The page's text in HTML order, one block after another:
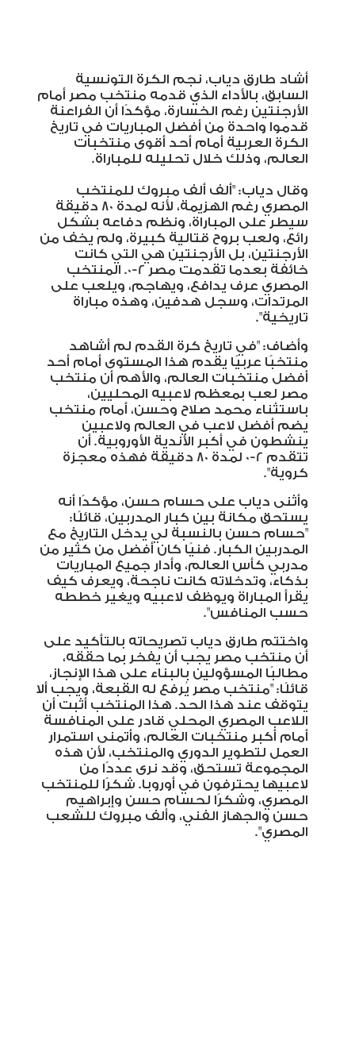
أشاد طارق دياب، نجم الكرة التونسية
السابق، بالأداء الذي قدمه منتخب مصر أمام
الأرجنتين رغم الخسارة، مؤكدًا أن الفراعنة
قدموا واحدة من أفضل المباريات في تاريخ
الكرة العربية أمام أحد أقوى منتخبات
العالم، وذلك خلال تحليله للمباراة.
وقال دياب: "ألف ألف مبروك للمنتخب
المصري رغم الهزيمة، لأنه لمدة 80 دقيقة
سيطر على المباراة، ونظم دفاعه بشكل
رائع، ولعب بروح قتالية كبيرة، ولم يخف من
الأرجنتين، بل الأرجنتين هي التي كانت
خائفة بعدما تقدمت مصر 2-0. المنتخب
المصري عرف يدافع، ويهاجم، ويلعب على
المرتدات، وسجل هدفين، وهذه مباراة
تاريخية."
وأضاف: "في تاريخ كرة القدم لم أشاهد
منتخبًا عربيًا يقدم هذا المستوى أمام أحد
أفضل منتخبات العالم، والأهم أن منتخب
مصر لعب بمعظم لاعبيه المحليين،
باستثناء محمد صلاح وحسن، أمام منتخب
يضم أفضل لاعب في العالم ولاعبين
ينشطون في أكبر الأندية الأوروبية. أن
تتقدم 2-0 لمدة 80 دقيقة فهذه معجزة
كروية."
وأثنى دياب على حسام حسن، مؤكدًا أنه
يستحق مكانة بين كبار المدربين، قائلًا:
"حسام حسن بالنسبة لي يدخل التاريخ مع
المدربين الكبار. فنيًا كان أفضل من كثير من
مدربي كأس العالم، وأدار جميع المباريات
بذكاء، وتدخلاته كانت ناجحة، ويعرف كيف
يقرأ المباراة ويوظف لاعبيه ويغير خططه
حسب المنافس."
واختتم طارق دياب تصريحاته بالتأكيد على
أن منتخب مصر يجب أن يفخر بما حققه،
مطالبًا المسؤولين بالبناء على هذا الإنجاز،
قائلًا: "منتخب مصر يُرفع له القبعة، ويجب ألا
يتوقف عند هذا الحد. هذا المنتخب أثبت أن
اللاعب المصري المحلي قادر على المنافسة
أمام أكبر منتخبات العالم، وأتمنى استمرار
العمل لتطوير الدوري والمنتخب، لأن هذه
المجموعة تستحق، وقد نرى عددًا من
لاعبيها يحترفون في أوروبا. شكرًا للمنتخب
المصري، وشكرًا لحسام حسن وإبراهيم
حسن والجهاز الفني، وألف مبروك للشعب
المصري."